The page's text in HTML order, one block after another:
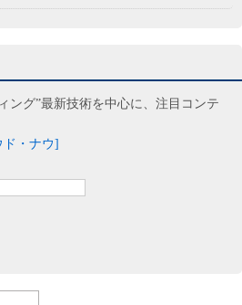
ング”最新技術を中心に、注目コンテ
・ナウ]